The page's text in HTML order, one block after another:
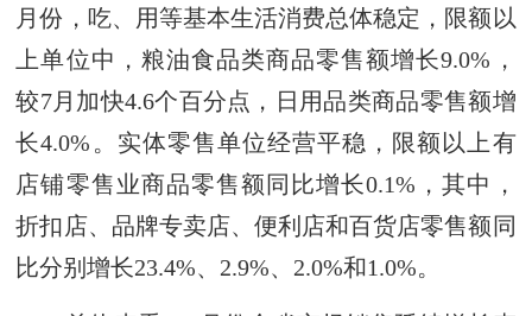
月份，吃、用等基本生活消费总体稳定，限额以
上单位中，粮油食品类商品零售额增长9.0%，
较7月加快4.6个百分点，日用品类商品零售额增
长4.0%。实体零售单位经营平稳，限额以上有
店铺零售业商品零售额同比增长0.1%，其中，
折扣店、品牌专卖店、便利店和百货店零售额同
比分别增长23.4%、2.9%、2.0%和1.0%。